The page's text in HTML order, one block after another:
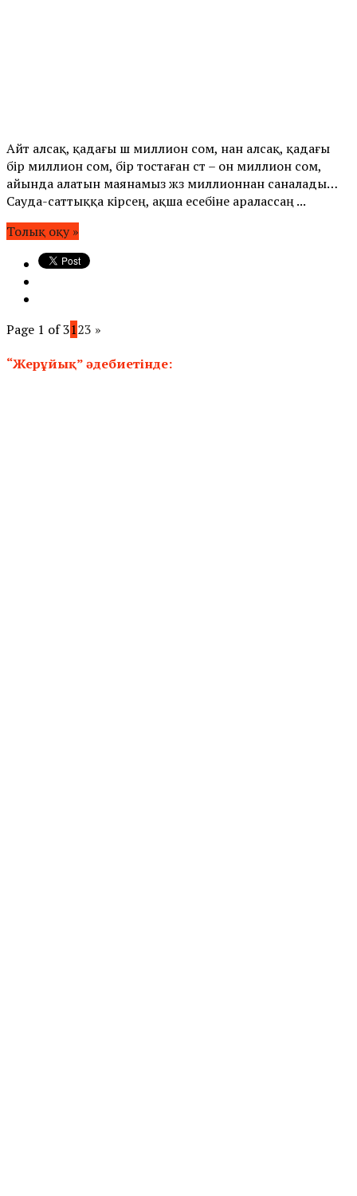
Айт алсақ, қадағы үш миллион сом, нан алсақ, қадағы
бір миллион сом, бір тостаған сүт – он миллион сом,
айында алатын маянамыз жүз миллионнан саналады…
Сауда-саттыққа кірсең, ақша есебіне аралассаң ...
Толық оқу »
Page 1 of 3123 »
“Жерұйық” әдебиетінде: